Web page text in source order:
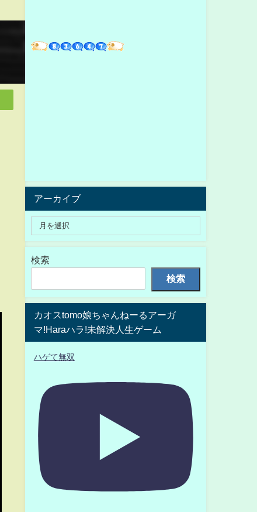
アーカイブ
検索
検索
カオスtomo娘ちゃんねーるアーガ
マ!Haraハラ!未解決人生ゲーム
ハゲて無双